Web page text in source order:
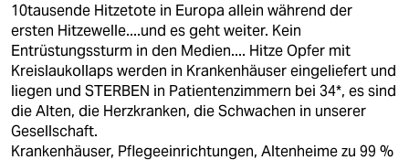
10tausende Hitzetote in Europa allein während der
ersten Hitzewelle....und es geht weiter. Kein
Entrüstungssturm in den Medien.... Hitze Opfer mit
Kreislaukollaps werden in Krankenhäuser eingeliefert und
liegen und STERBEN in Patientenzimmern bei 34*, es sind
die Alten, die Herzkranken, die Schwachen in unserer
Gesellschaft.
Krankenhäuser, Pflegeeinrichtungen, Altenheime zu 99 %